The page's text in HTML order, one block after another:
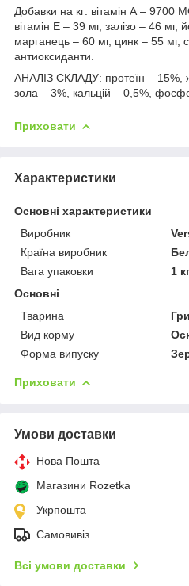
Добавки на кг: вітамін А – 9700
вітамін Е – 39 мг, залізо – 46 мг,
марганець – 60 мг, цинк – 55 мг,
антиоксиданти.
АНАЛІЗ СКЛАДУ: протеїн – 15%,
зола – 3%, кальцій – 0,5%,
Приховати
Характеристики
Основні характеристики
Виробник
Країна виробник
Вага упаковки
1
Основні
Тварина
Вид корму
Форма випуску
Приховати
Умови доставки
Нова Пошта
Магазини Rozetka
Укрпошта
Самовивіз
Всі умови доставки